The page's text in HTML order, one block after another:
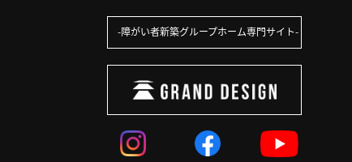
障がい者新築グループホーム専門サイト